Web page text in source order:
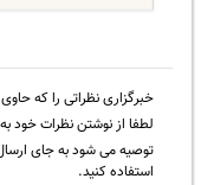
خبرگزاری نظراتی را که
لطفا از نوشتن نظرات خود
توصیه می شود به جای
استفاده کنید.